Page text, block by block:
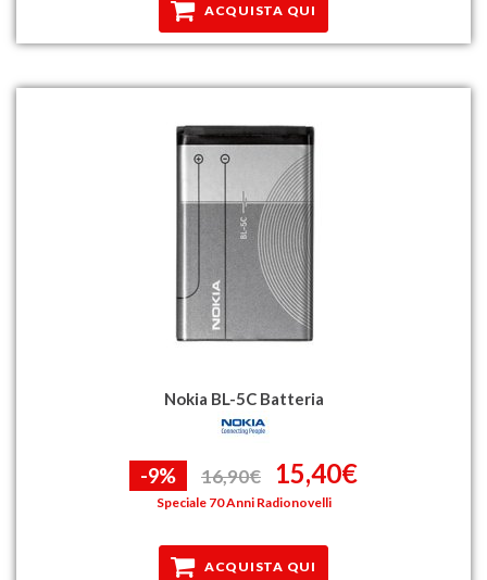
ACQUISTA QUI
Nokia BL-5C Batteria
-9% 16,90€ 15,40€
Speciale 70 Anni Radionovelli
ACQUISTA QUI